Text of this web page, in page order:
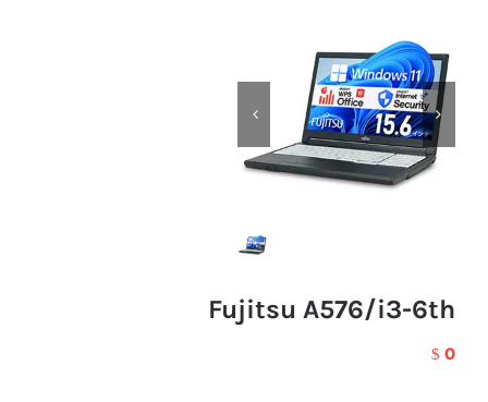
Fujitsu A576/i3-6th
$ 0